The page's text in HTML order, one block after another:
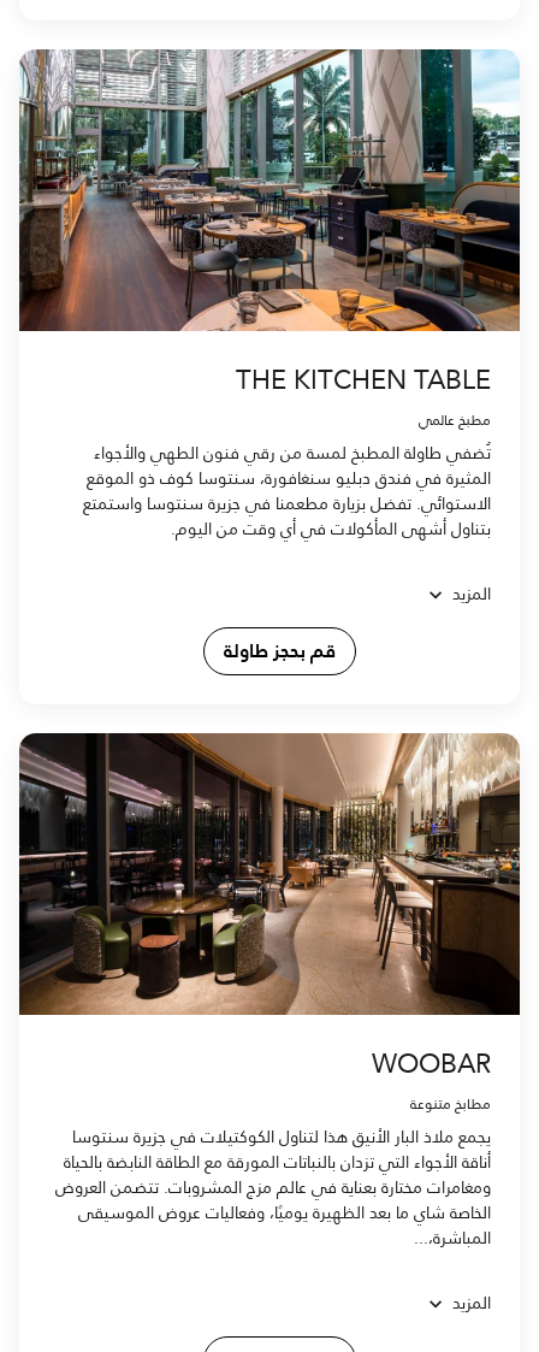
THE KITCHEN TABLE
مطبخ عالمي
تُضفي طاولة المطبخ لمسة من رقي فنون الطهي والأجواء
المثيرة في فندق دبليو سنغافورة، سنتوسا كوف ذو الموقع
الاستوائي. تفضل بزيارة مطعمنا في جزيرة سنتوسا واستمتع
بتناول أشهى المأكولات في أي وقت من اليوم.
المزيد
قم بحجز طاولة
WOOBAR
مطابخ متنوعة
يجمع ملاذ البار الأنيق هذا لتناول الكوكتيلات في جزيرة سنتوسا
أناقة الأجواء التي تزدان بالنباتات المورقة مع الطاقة النابضة بالحياة
ومغامرات مختارة بعناية في عالم مزج المشروبات. تتضمن العروض
الخاصة شاي ما بعد الظهيرة يوميًا، وفعاليات عروض الموسيقى
المباشرة،...
المزيد